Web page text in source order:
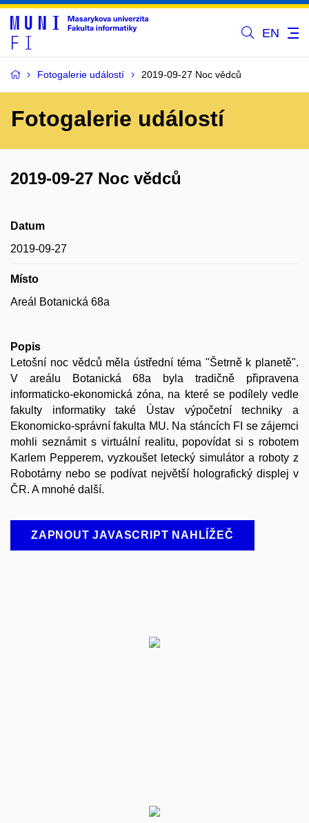
EN
Fotogalerie událostí 2019-09-27 Noc vědců
Fotogalerie událostí
2019-09-27 Noc vědců
Datum
2019-09-27
Místo
Areál Botanická 68a
Popis
Letošní noc vědců měla ústřední téma "Šetrně k planetě".
V areálu Botanická 68a byla tradičně připravena
informaticko-ekonomická zóna, na které se podílely vedle
fakulty informatiky také Ústav výpočetní techniky a
Ekonomicko-správní fakulta MU. Na stáncích FI se zájemci
mohli seznámit s virtuální realitu, popovídat si s robotem
Karlem Pepperem, vyzkoušet letecký simulátor a roboty z
Robotárny nebo se podívat největší holografický displej v
ČR. A mnohé další.
ZAPNOUT JAVASCRIPT NAHLÍŽEČ